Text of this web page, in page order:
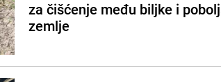
za čišćenje među biljke i
zemlje